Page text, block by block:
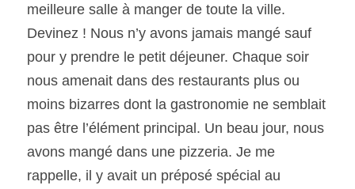
meilleure salle à manger de toute la ville.
Devinez ! Nous n’y avons jamais mangé sauf
pour y prendre le petit déjeuner. Chaque soir
nous amenait dans des restaurants plus ou
moins bizarres dont la gastronomie ne semblait
pas être l’élément principal. Un beau jour, nous
avons mangé dans une pizzeria. Je me
rappelle, il y avait un préposé spécial au